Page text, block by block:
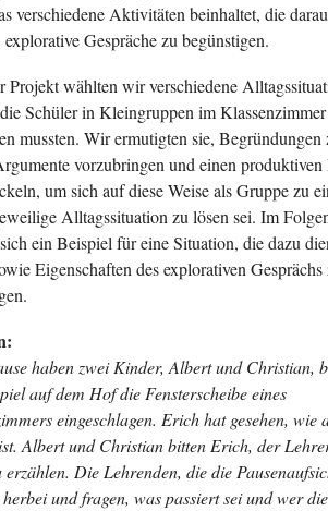
verschiedene Aktivitäten beinhaltet, die
Gespräche zu begünstigen.
Projekt wählten wir verschiedene
Schüler in Kleingruppen im Klassenzimmer
mussten. Wir ermutigten sie, Begründungen
vorzubringen und einen
um sich auf diese Weise als Gruppe zu
Alltagssituation zu lösen sei. Im
ein Beispiel für eine Situation, die dazu
Eigenschaften des explorativen Gesprächs
haben zwei Kinder, Albert und Christian,
auf dem Hof die Fensterscheibe eines
eingeschlagen. Erich hat gesehen, wie
Albert und Christian bitten Erich, der
erzählen. Die Lehrenden, die die
und fragen, was passiert sei und wer die